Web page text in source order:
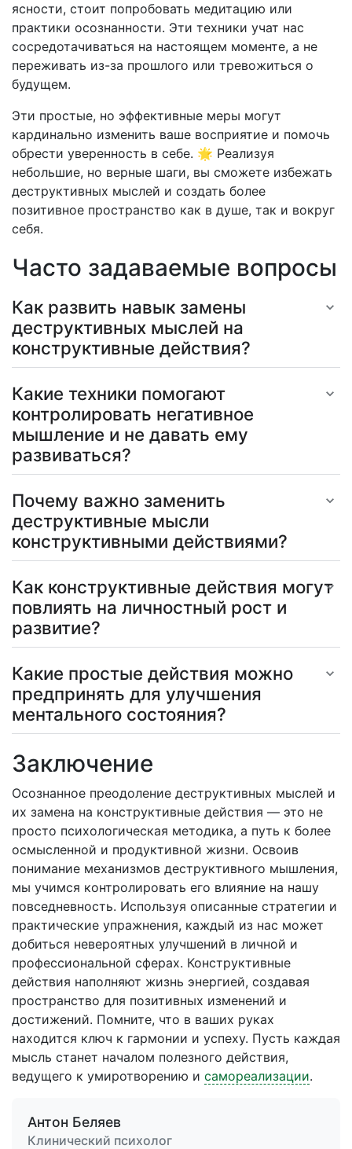
ясности, стоит попробовать медитацию или
практики осознанности. Эти техники учат нас
сосредотачиваться на настоящем моменте, а не
переживать из-за прошлого или тревожиться о
будущем.
Эти простые, но эффективные меры могут
кардинально изменить ваше восприятие и помочь
обрести уверенность в себе. 🌟 Реализуя
небольшие, но верные шаги, вы сможете избежать
деструктивных мыслей и создать более
позитивное пространство как в душе, так и вокруг
себя.
Часто задаваемые вопросы
Как развить навык замены
деструктивных мыслей на
конструктивные действия?
Какие техники помогают
контролировать негативное
мышление и не давать ему
развиваться?
Почему важно заменить
деструктивные мысли
конструктивными действиями?
Как конструктивные действия могут
повлиять на личностный рост и
развитие?
Какие простые действия можно
предпринять для улучшения
ментального состояния?
Заключение
Осознанное преодоление деструктивных мыслей и
их замена на конструктивные действия — это не
просто психологическая методика, а путь к более
осмысленной и продуктивной жизни. Освоив
понимание механизмов деструктивного мышления,
мы учимся контролировать его влияние на нашу
повседневность. Используя описанные стратегии и
практические упражнения, каждый из нас может
добиться невероятных улучшений в личной и
профессиональной сферах. Конструктивные
действия наполняют жизнь энергией, создавая
пространство для позитивных изменений и
достижений. Помните, что в ваших руках
находится ключ к гармонии и успеху. Пусть каждая
мысль станет началом полезного действия,
ведущего к умиротворению и самореализации.
Антон Беляев
Клинический психолог